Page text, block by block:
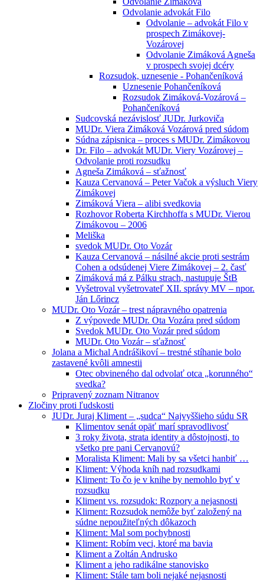
Odvolanie advokát Filo
Odvolanie – advokát Filo v
prospech Zimákovej-
Vozárovej
Odvolanie Zimáková Agneša
v prospech svojej dcéry
Rozsudok, uznesenie - Pohančeníková
Uznesenie Pohančeníková
Rozsudok Zimáková-Vozárová –
Pohančeníková
Sudcovská nezávislosť JUDr. Jurkoviča
MUDr. Viera Zimáková Vozárová pred súdom
Súdna zápisnica – proces s MUDr. Zimákovou
Dr. Filo – advokát MUDr. Viery Vozárovej –
Odvolanie proti rozsudku
Agneša Zimáková – sťažnosť
Kauza Cervanová – Peter Vačok a výsluch Viery
Zimákovej
Zimáková Viera – alibi svedkovia
Rozhovor Roberta Kirchhoffa s MUDr. Vierou
Zimákovou – 2006
Meliška
svedok MUDr. Oto Vozár
Kauza Cervanová – násilné akcie proti sestrám
Cohen a odsúdenej Viere Zimákovej – 2. časť
Zimáková má z Pálku strach, nastupuje ŠtB
Vyšetroval vyšetrovateľ XII. správy MV – npor.
Ján Lőrincz
MUDr. Oto Vozár – trest nápravného opatrenia
Z výpovede MUDr. Ota Vozára pred súdom
Svedok MUDr. Oto Vozár pred súdom
MUDr. Oto Vozár – sťažnosť
Jolana a Michal Andrášikoví – trestné stíhanie bolo
zastavené kvôli amnestii
Otec obvineného dal odvolať otca „korunného“
svedka?
Pripravený zoznam Nitranov
Zločiny proti ľudskosti
JUDr. Juraj Kliment – „sudca“ Najvyššieho súdu SR
Klimentov senát opäť marí spravodlivosť
3 roky života, strata identity a dôstojnosti, to
všetko pre pani Cervanovú?
Moralista Kliment: Mali by sa všetci hanbiť …
Kliment: Výhoda kníh nad rozsudkami
Kliment: To čo je v knihe by nemohlo byť v
rozsudku
Kliment vs. rozsudok: Rozpory a nejasnosti
Kliment: Rozsudok nemôže byť založený na
súdne nepoužiteľných dôkazoch
Kliment: Mal som pochybnosti
Kliment: Robím veci, ktoré ma bavia
Kliment a Zoltán Andrusko
Kliment a jeho radikálne stanovisko
Kliment: Stále tam boli nejaké nejasnosti